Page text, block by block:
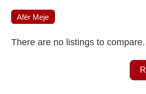
Afër Meje
There are no listings to compare.